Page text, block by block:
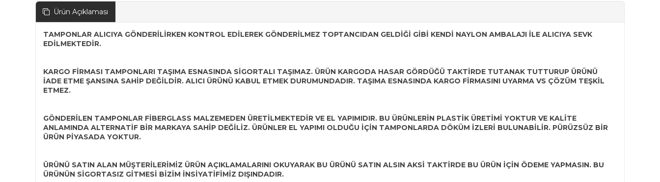
Ürün Açıklaması
TAMPONLAR ALICIYA GÖNDERİLİRKEN KONTROL EDİLEREK GÖNDERİLMEZ TOPTANCIDAN GELDİĞİ GİBİ KENDİ NAYLON AMBALAJI İLE ALICIYA SEVK
EDİLMEKTEDİR.
KARGO FİRMASI TAMPONLARI TAŞIMA ESNASINDA SİGORTALI TAŞIMAZ. ÜRÜN KARGODA HASAR GÖRDÜĞÜ TAKTİRDE TUTANAK TUTTURUP ÜRÜNÜ
İADE ETME ŞANSINA SAHİP DEĞİLDİR. ALICI ÜRÜNÜ KABUL ETMEK DURUMUNDADIR. TAŞIMA ESNASINDA KARGO FİRMASINI UYARMA VS ÇÖZÜM TEŞKİL
ETMEZ.
GÖNDERİLEN TAMPONLAR FİBERGLASS MALZEMEDEN ÜRETİLMEKTEDİR VE EL YAPIMIDIR. BU ÜRÜNLERİN PLASTİK ÜRETİMİ YOKTUR VE KALİTE
ANLAMINDA ALTERNATİF BİR MARKAYA SAHİP DEĞİLİZ. ÜRÜNLER EL YAPIMI OLDUĞU İÇİN TAMPONLARDA DÖKÜM İZLERİ BULUNABİLİR. PÜRÜZSÜZ BİR
ÜRÜN PİYASADA YOKTUR.
ÜRÜNÜ SATIN ALAN MÜŞTERİLERİMİZ ÜRÜN AÇIKLAMALARINI OKUYARAK BU ÜRÜNÜ SATIN ALSIN AKSİ TAKTİRDE BU ÜRÜN İÇİN ÖDEME YAPMASIN. BU
ÜRÜNÜN SİGORTASIZ GİTMESİ BİZİM İNSİYATİFİMİZ DIŞINDADIR.